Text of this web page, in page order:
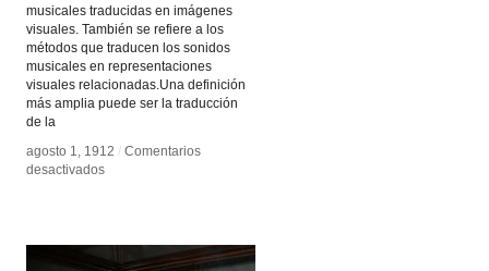
musicales traducidas en imágenes
visuales. También se refiere a los
métodos que traducen los sonidos
musicales en representaciones
visuales relacionadas.Una definición
más amplia puede ser la traducción
de la
agosto 1, 1912 / Comentarios
desactivadosen
agosto 1, 1912 / Comentarios
desactivadosen